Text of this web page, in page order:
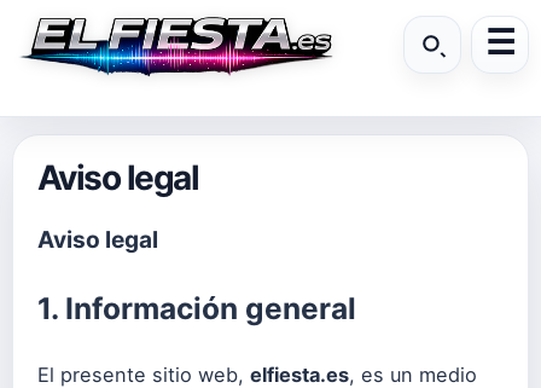
Aviso legal
Aviso legal
1. Información general
El presente sitio web, elfiesta.es, es un medio